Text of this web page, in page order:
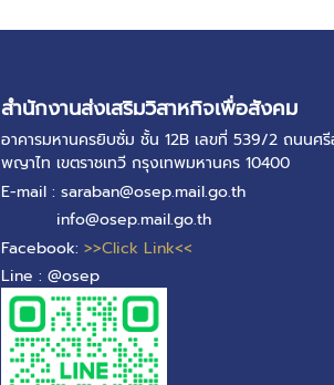
สำนักงานส่งเสริมวิสาหกิจเพื่อสังคม
อาคารมหานครยิบซั่ม ชั้น 12B เลขที่ 539/2 ถนนศ
พญาไท เขตราชเทวี กรุงเทพมหานคร 10400
E-mail : saraban@osep.mail.go.th
info@osep.mail.go.th
Facebook: >>Click Link<<
Line : @osep